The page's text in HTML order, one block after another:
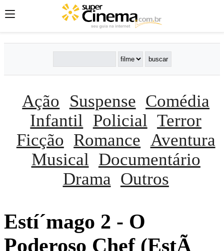
Ação Suspense Comédia
Infantil
Policial Terror
Ficção Romance Aventura
Musical
Documentário
Drama Outros
Estí´mago 2 - O
Poderoso Chef (EstÃ